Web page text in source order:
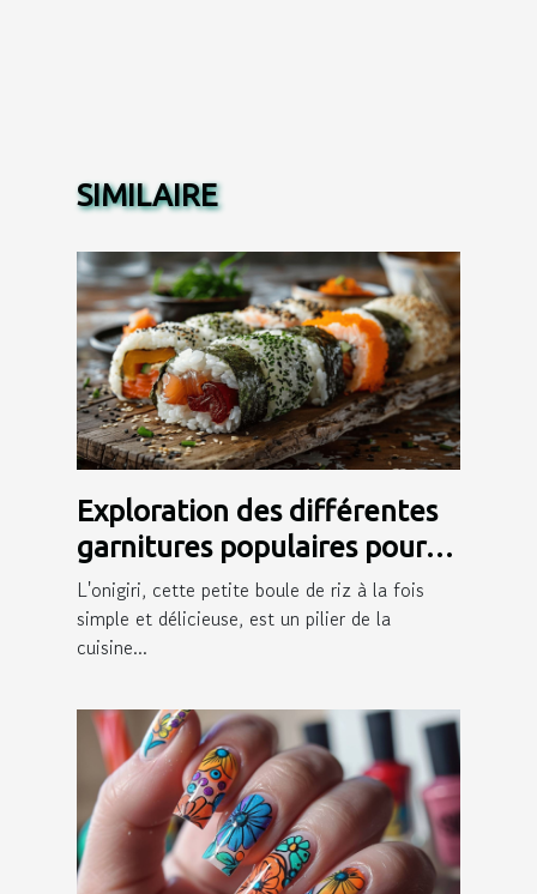
SIMILAIRE
Exploration des différentes
garnitures populaires pour
onigiri
L'onigiri, cette petite boule de riz à la fois
simple et délicieuse, est un pilier de la
cuisine...